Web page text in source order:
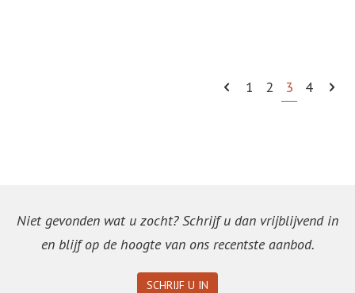
1 2 3 4
Niet gevonden wat u zocht? Schrijf u dan vrijblijvend in
en blijf op de hoogte van ons recentste aanbod.
SCHRIJF U IN